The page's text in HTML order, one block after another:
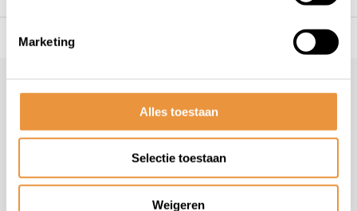
Marketing
Alles toestaan
Selectie toestaan
Weigeren
voor uw tweewieler Niet goed = geld
Klantenservice geopend
+31 78 780 2330
info@artsloten.nl